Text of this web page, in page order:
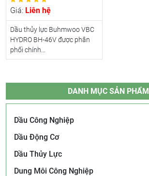
Giá: Liên hệ
Dầu thủy lực Buhmwoo VBC
HYDRO BH-46V được phân
phối chính...
DANH MỤC SẢN PHẨM
Dầu Công Nghiệp
Dầu Động Cơ
Dầu Thủy Lực
Dung Môi Công Nghiệp